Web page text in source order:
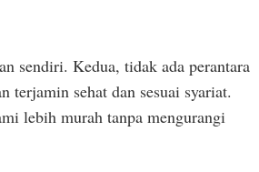
sendiri. Kedua, tidak ada perantara
terjamin sehat dan sesuai syariat.
lebih murah tanpa mengurangi